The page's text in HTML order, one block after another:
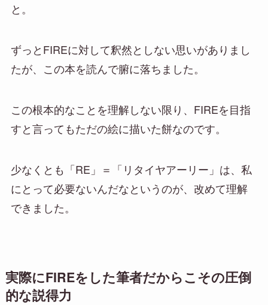
と。
ずっとFIREに対して釈然としない思いがありまし
たが、この本を読んで腑に落ちました。
この根本的なことを理解しない限り、FIREを目指
すと言ってもただの絵に描いた餅なのです。
少なくとも「RE」＝「リタイヤアーリー」は、私
にとって必要ないんだなというのが、改めて理解
できました。
実際にFIREをした筆者だからこその圧倒
的な説得力